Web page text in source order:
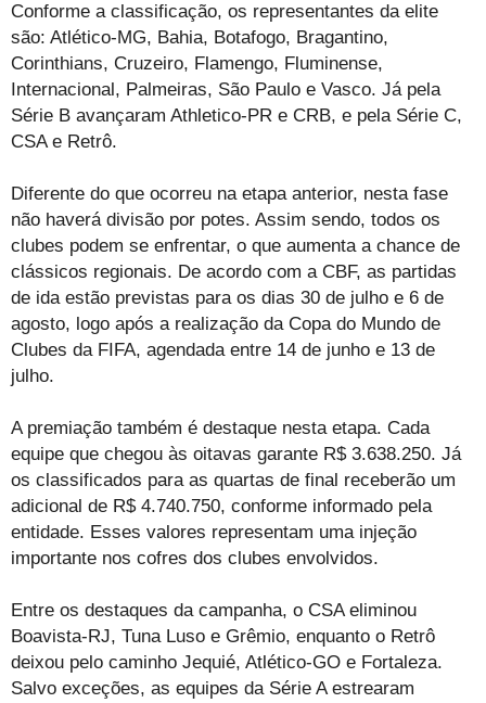
Conforme a classificação, os representantes da elite
são: Atlético-MG, Bahia, Botafogo, Bragantino,
Corinthians, Cruzeiro, Flamengo, Fluminense,
Internacional, Palmeiras, São Paulo e Vasco. Já pela
Série B avançaram Athletico-PR e CRB, e pela Série C,
CSA e Retrô.
Diferente do que ocorreu na etapa anterior, nesta fase
não haverá divisão por potes. Assim sendo, todos os
clubes podem se enfrentar, o que aumenta a chance de
clássicos regionais. De acordo com a CBF, as partidas
de ida estão previstas para os dias 30 de julho e 6 de
agosto, logo após a realização da Copa do Mundo de
Clubes da FIFA, agendada entre 14 de junho e 13 de
julho.
A premiação também é destaque nesta etapa. Cada
equipe que chegou às oitavas garante R$ 3.638.250. Já
os classificados para as quartas de final receberão um
adicional de R$ 4.740.750, conforme informado pela
entidade. Esses valores representam uma injeção
importante nos cofres dos clubes envolvidos.
Entre os destaques da campanha, o CSA eliminou
Boavista-RJ, Tuna Luso e Grêmio, enquanto o Retrô
deixou pelo caminho Jequié, Atlético-GO e Fortaleza.
Salvo exceções, as equipes da Série A estrearam